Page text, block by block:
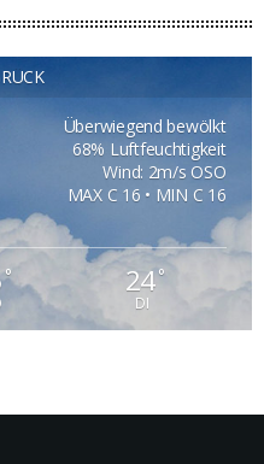
Überwiegend bewölkt
68% Luftfeuchtigkeit
Wind: 2m/s OSO
MAX C 16 • MIN C 16
° 24°
DI